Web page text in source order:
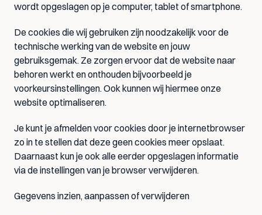
wordt opgeslagen op je computer, tablet of smartphone.
De cookies die wij gebruiken zijn noodzakelijk voor de
technische werking van de website en jouw
gebruiksgemak. Ze zorgen ervoor dat de website naar
behoren werkt en onthouden bijvoorbeeld je
voorkeursinstellingen. Ook kunnen wij hiermee onze
website optimaliseren.
Je kunt je afmelden voor cookies door je internetbrowser
zo in te stellen dat deze geen cookies meer opslaat.
Daarnaast kun je ook alle eerder opgeslagen informatie
via de instellingen van je browser verwijderen.
Gegevens inzien, aanpassen of verwijderen